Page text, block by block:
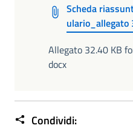
Scheda
ulario_allegato
Allegato 32.40 KB
docx
Condividi: